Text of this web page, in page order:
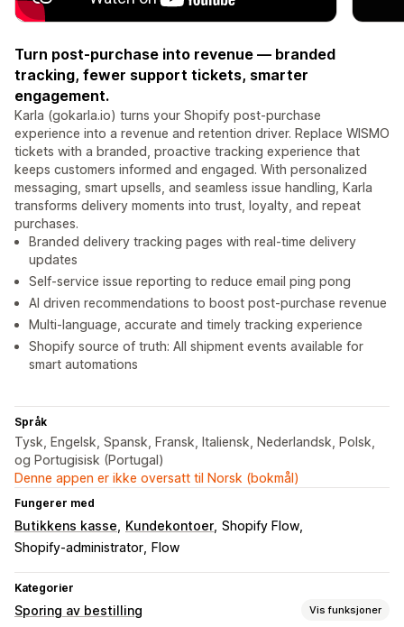
Turn post-purchase into revenue — branded
tracking, fewer support tickets, smarter
engagement.
Karla (gokarla.io) turns your Shopify post-purchase
experience into a revenue and retention driver. Replace WISMO
tickets with a branded, proactive tracking experience that
keeps customers informed and engaged. With personalized
messaging, smart upsells, and seamless issue handling, Karla
transforms delivery moments into trust, loyalty, and repeat
purchases.
Branded delivery tracking pages with real-time delivery
updates
Self-service issue reporting to reduce email ping pong
AI driven recommendations to boost post-purchase revenue
Multi-language, accurate and timely tracking experience
Shopify source of truth: All shipment events available for
smart automations
Språk
Tysk, Engelsk, Spansk, Fransk, Italiensk, Nederlandsk, Polsk,
og Portugisisk (Portugal)
Denne appen er ikke oversatt til Norsk (bokmål)
Fungerer med
Butikkens kasse Kundekontoer Shopify Flow
Shopify-administrator
Flow
Kategorier
Sporing av bestilling Vis funksjoner